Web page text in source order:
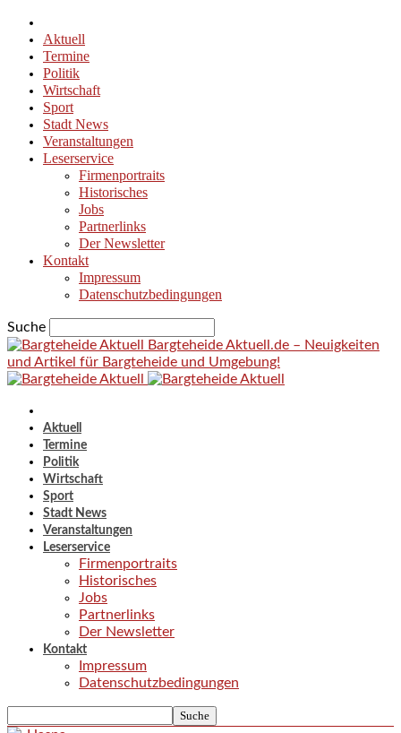
Aktuell
Termine
Politik
Wirtschaft
Sport
Stadt News
Veranstaltungen
Leserservice
Firmenportraits
Historisches
Jobs
Partnerlinks
Der Newsletter
Kontakt
Impressum
Datenschutzbedingungen
Suche
Bargteheide Aktuell.de – Neuigkeiten
und Artikel für Bargteheide und Umgebung!
Aktuell
Termine
Politik
Wirtschaft
Sport
Stadt News
Veranstaltungen
Leserservice
Firmenportraits
Historisches
Jobs
Partnerlinks
Der Newsletter
Kontakt
Impressum
Datenschutzbedingungen